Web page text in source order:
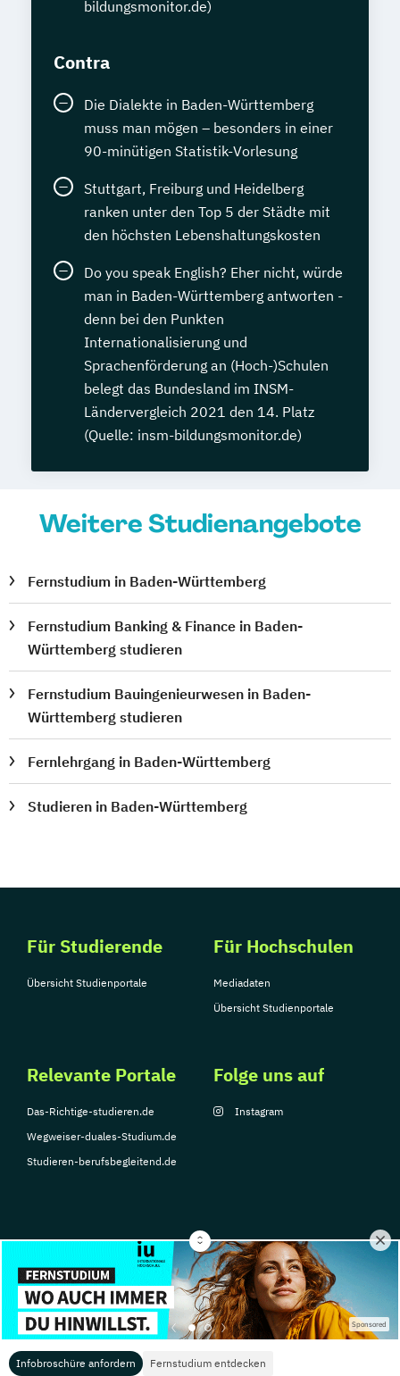
Infobroschüre anfordern Fernstudium entdecken
Sponsored
bildungsmonitor.de)
Contra
Die Dialekte in Baden-Württemberg
muss man mögen – besonders in einer
90-minütigen Statistik-Vorlesung
Stuttgart, Freiburg und Heidelberg
ranken unter den Top 5 der Städte mit
den höchsten Lebenshaltungskosten
Do you speak English? Eher nicht, würde
man in Baden-Württemberg antworten -
denn bei den Punkten
Internationalisierung und
Sprachenförderung an (Hoch-)Schulen
belegt das Bundesland im INSM-
Ländervergleich 2021 den 14. Platz
(Quelle: insm-bildungsmonitor.de)
Weitere Studienangebote
Fernstudium in Baden-Württemberg
Fernstudium Banking & Finance in Baden-
Württemberg studieren
Fernstudium Bauingenieurwesen in Baden-
Württemberg studieren
Fernlehrgang in Baden-Württemberg
Studieren in Baden-Württemberg
Für Studierende
Übersicht Studienportale
Für Hochschulen
Mediadaten
Übersicht Studienportale
Relevante Portale
Das-Richtige-studieren.de
Wegweiser-duales-Studium.de
Studieren-berufsbegleitend.de
Folge uns auf
Instagram
© Copyright 2026, TarGroup Media GmbH
Impressum
Über
uns
Datenschutzerklärung Nutzungsbedingungen